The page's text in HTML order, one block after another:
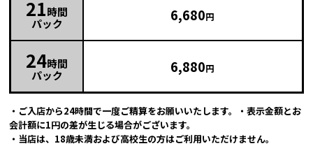
21時間
パック
6,680円
24時間
パック
6,880円
・ご入店から24時間で一度ご精算をお願いいたします。・表示金額とお
会計額に1円の差が生じる場合がございます。
・当店は、18歳未満および高校生の方はご利用いただけません。